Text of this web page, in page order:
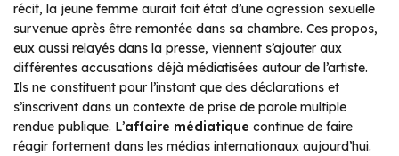
récit, la jeune femme aurait fait état d’une agression sexuelle
survenue après être remontée dans sa chambre. Ces propos,
eux aussi relayés dans la presse, viennent s’ajouter aux
différentes accusations déjà médiatisées autour de l’artiste.
Ils ne constituent pour l’instant que des déclarations et
s’inscrivent dans un contexte de prise de parole multiple
rendue publique. L’affaire médiatique continue de faire
réagir fortement dans les médias internationaux aujourd’hui.